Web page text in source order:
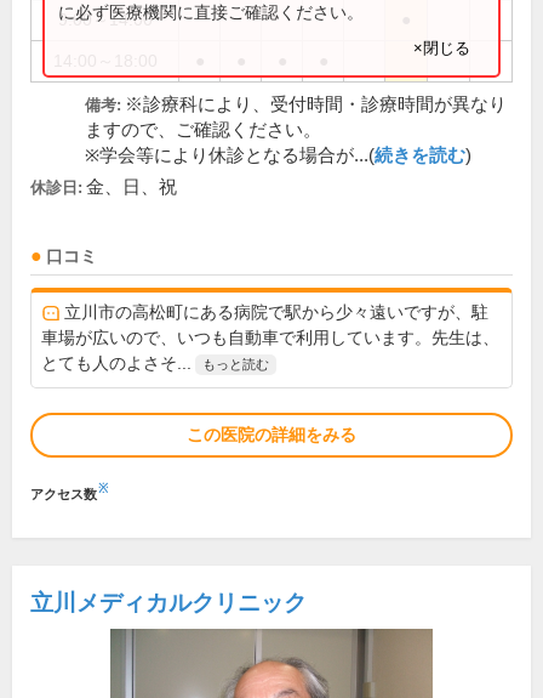
9:00～14:00
に必ず医療機関に直接ご確認ください。
×閉じる
備考: ※診療科により、受付時間・診療時間が異なり
ますので、ご確認ください。
※学会等により休診となる場合が...(続きを読む)
休診日: 金、日、祝
口コミ
立川市の高松町にある病院で駅から少々遠いですが、駐
車場が広いので、いつも自動車で利用しています。先生は、
とても人のよさそ...
もっと読む
この医院の詳細をみる
アクセス数※
立川メディカルクリニック